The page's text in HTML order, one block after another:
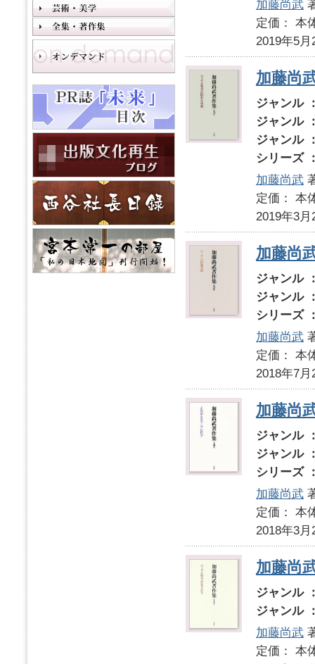
加藤尚武
定価：
2019年5月
加藤尚
ジャンル
ジャンル
ジャンル
シリーズ
加藤尚武
定価：
2019年3月
加藤尚
ジャンル
ジャンル
シリーズ
加藤尚武
定価：
2018年7月
加藤尚
ジャンル
ジャンル
シリーズ
加藤尚武
定価：
2018年3月
加藤尚
ジャンル
ジャンル
加藤尚武
定価：